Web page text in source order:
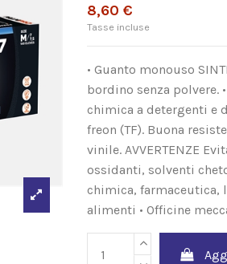
8,60 €
Tasse incluse
• Guanto monouso
bordino senza polvere.
chimica a detergenti e
freon (TF). Buona
vinile. AVVERTENZE
ossidanti, solventi
chimica, farmaceutica,
alimenti • Officine